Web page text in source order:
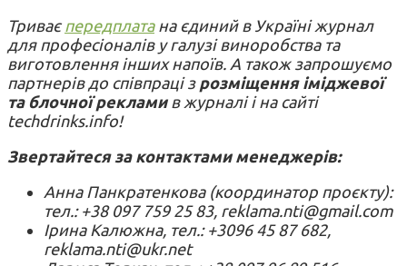
Триває передплатана єдиний в Україні журнал
для професіоналів у галузі виноробства та
виготовлення інших напоїв. А також запрошуємо
партнерів до співпраці зрозміщення іміджевої
та блочної рекламив журналі і на сайті
techdrinks.info!
Звертайтеся за контактами менеджерів:
Анна Панкратенкова (координатор проєкту):
тел.: +38 097 759 25 83, reklama.nti@gmail.com
Ірина Калюжна, тел.: +3096 45 87 682,
reklama.nti@ukr.net